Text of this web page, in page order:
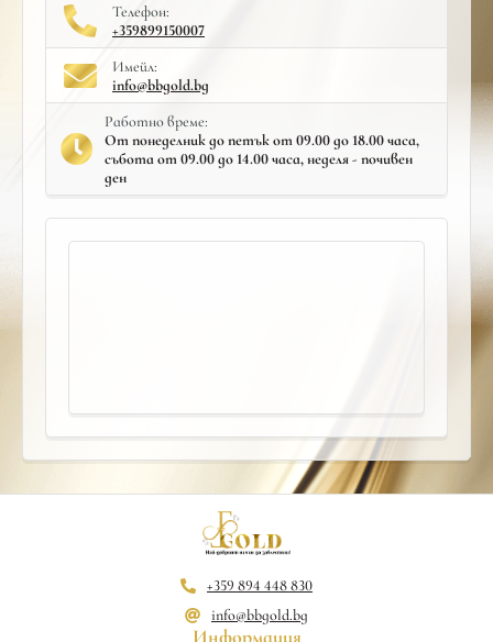
Телефон:
+359899150007
Имейл:
info@bbgold.bg
Работно време:
От понеделник до петък от 09.00 до 18.00 часа,
събота от 09.00 до 14.00 часа, неделя - почивен
ден
+359 894 448 830
info@bbgold.bg
Информация